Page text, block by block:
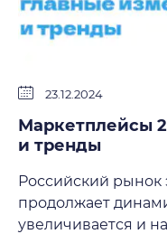
23.12.2024
Маркетплейсы
и тренды
Российский рынок
продолжает
увеличивается и